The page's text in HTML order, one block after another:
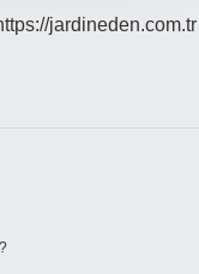
jardineden.com.tr